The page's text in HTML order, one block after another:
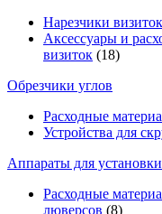
Нарезчики визиток
Аксессуары и
визиток (18)
Обрезчики углов
Расходные
Устройства для
Аппараты для
Расходные
люверсов (8)